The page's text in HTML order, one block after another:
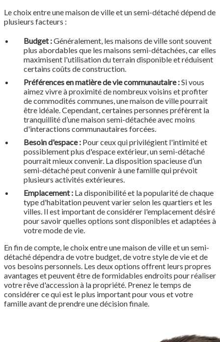
Le choix entre une maison de ville et un semi-détaché dépend de
plusieurs facteurs :
Budget :Généralement, les maisons de ville sont souvent
plus abordables que les maisons semi-détachées, car elles
maximisent l'utilisation du terrain disponible et réduisent
certains coûts de construction.
Préférences en matière de vie communautaire :Si vous
aimez vivre à proximité de nombreux voisins et profiter
de commodités communes, une maison de ville pourrait
être idéale. Cependant, certaines personnes préfèrent la
tranquillité d’une maison semi-détachée avec moins
d'interactions communautaires forcées.
Besoin d'espace : Pour ceux qui privilégient l'intimité et
possiblement plus d'espace extérieur, un semi-détaché
pourrait mieux convenir. La disposition spacieuse d’un
semi-détaché peut convenir à une famille qui prévoit
plusieurs activités extérieures.
Emplacement : La disponibilité et la popularité de chaque
type d'habitation peuvent varier selon les quartiers et les
villes. Il est important de considérer l'emplacement désiré
pour savoir quelles options sont disponibles et adaptées à
votre mode de vie.
En fin de compte, le choix entre une maison de ville et un semi-
détaché dépendra de votre budget, de votre style de vie et de
vos besoins personnels. Les deux options offrent leurs propres
avantages et peuvent être de formidables endroits pour réaliser
votre rêve d'accession à la propriété. Prenez le temps de
considérer ce qui est le plus important pour vous et votre
famille avant de prendre une décision finale.